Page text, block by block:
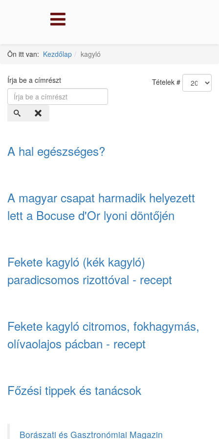
Ön itt van: Kezdőlap kagyló
Írja be a címrészt Tételek #
A hal egészséges?
A magyar csapat harmadik helyezett
lett a Bocuse d'Or lyoni döntőjén
Fekete kagyló (kék kagyló)
paradicsomos rizottóval - recept
Fekete kagyló citromos, fokhagymás,
olívaolajos pácban - recept
Főzési tippek és tanácsok
Borászati és Gasztronómiai Magazin